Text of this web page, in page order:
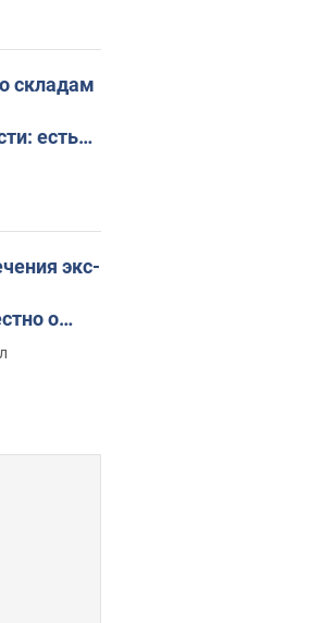
складам
есть
экс-
о